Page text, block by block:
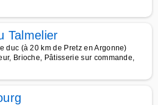
Talmelier
duc (à 20 km de Pretz en Argonne)
Brioche, Pâtisserie sur commande,